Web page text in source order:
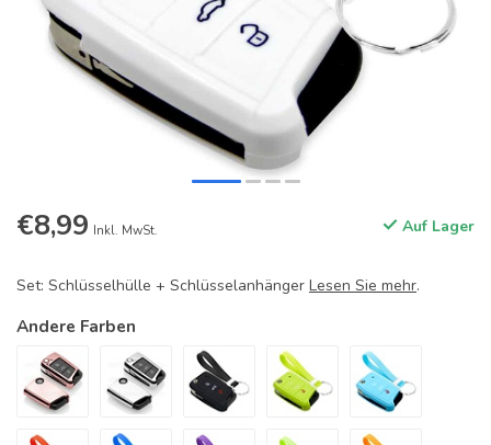
€8,99 Inkl. MwSt. Auf Lager
Set: Schlüsselhülle + Schlüsselanhänger Lesen Sie mehr.
Andere Farben